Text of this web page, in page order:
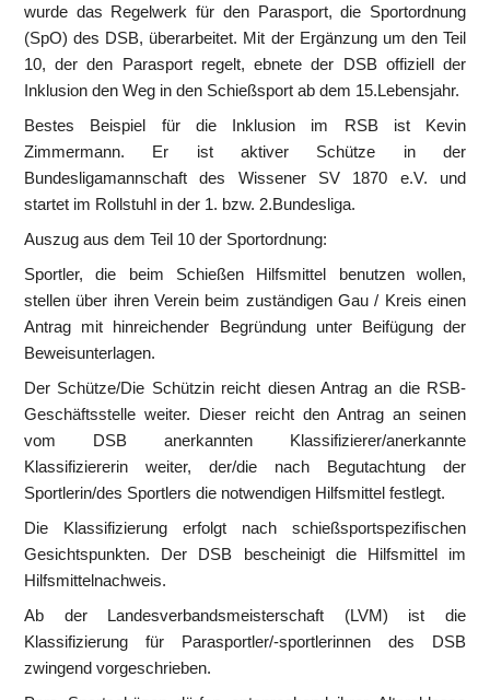
wurde das Regelwerk für den Parasport, die Sportordnung
(SpO) des DSB, überarbeitet. Mit der Ergänzung um den Teil
10, der den Parasport regelt, ebnete der DSB offiziell der
Inklusion den Weg in den Schießsport ab dem 15.Lebensjahr.
Bestes Beispiel für die Inklusion im RSB ist Kevin
Zimmermann. Er ist aktiver Schütze in der
Bundesligamannschaft des Wissener SV 1870 e.V. und
startet im Rollstuhl in der 1. bzw. 2.Bundesliga.
Auszug aus dem Teil 10 der Sportordnung:
Sportler, die beim Schießen Hilfsmittel benutzen wollen,
stellen über ihren Verein beim zuständigen Gau / Kreis einen
Antrag mit hinreichender Begründung unter Beifügung der
Beweisunterlagen.
Der Schütze/Die Schützin reicht diesen Antrag an die RSB-
Geschäftsstelle weiter. Dieser reicht den Antrag an seinen
vom DSB anerkannten Klassifizierer/anerkannte
Klassifiziererin weiter, der/die nach Begutachtung der
Sportlerin/des Sportlers die notwendigen Hilfsmittel festlegt.
Die Klassifizierung erfolgt nach schießsportspezifischen
Gesichtspunkten. Der DSB bescheinigt die Hilfsmittel im
Hilfsmittelnachweis.
Ab der Landesverbandsmeisterschaft (LVM) ist die
Klassifizierung für Parasportler/-sportlerinnen des DSB
zwingend vorgeschrieben.